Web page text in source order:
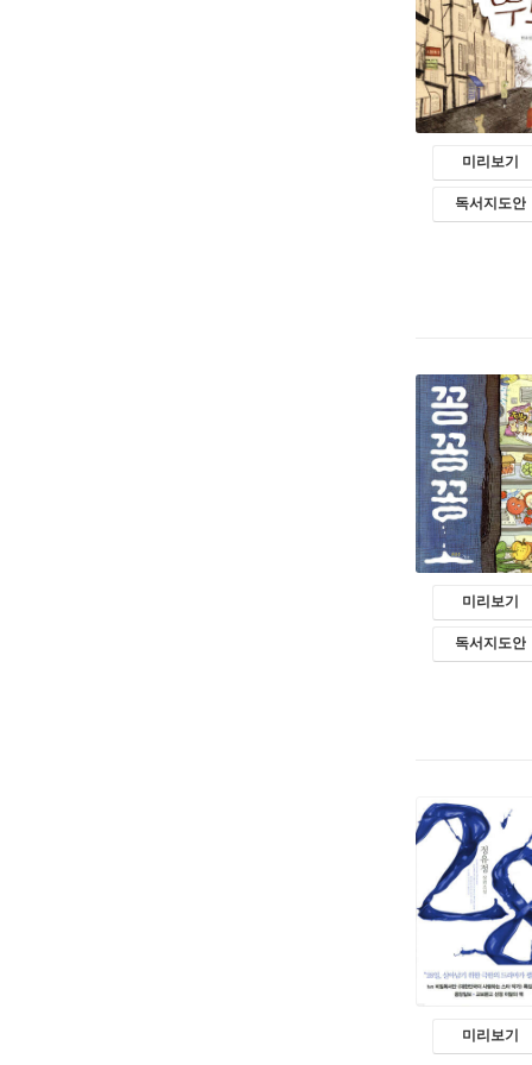
미리보기
독서지도안
미리보기
독서지도안
미리보기